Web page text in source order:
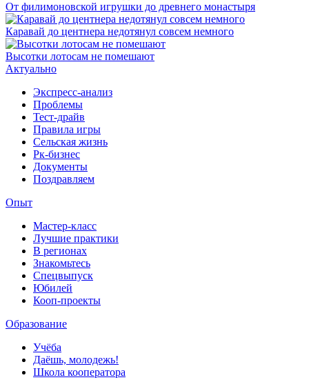
От филимоновской игрушки до древнего монастыря
Каравай до центнера недотянул совсем немного
Высотки лотосам не помешают
Актуально
Экспресс-анализ
Проблемы
Тест-драйв
Правила игры
Сельская жизнь
Рк-бизнес
Документы
Поздравляем
Опыт
Мастер-класс
Лучшие практики
В регионах
Знакомьтесь
Спецвыпуск
Юбилей
Кооп-проекты
Образование
Учёба
Даёшь, молодежь!
Школа кооператора